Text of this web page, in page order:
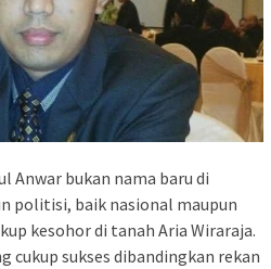
Anwar bukan nama baru di
politisi, baik nasional maupun
kesohor di tanah Aria Wiraraja.
cukup sukses dibandingkan rekan